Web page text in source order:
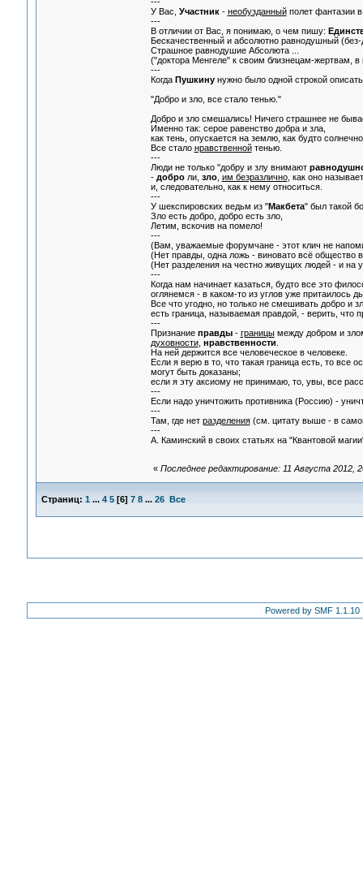
У Вас, Участник- необузданныйполет фантазии
---
В отличии от Вас, я понимаю, о чем пишу:
Бескачественный и абсолютно равнодушный
Страшное равнодушие Абсолюта ...
("доктора Менгеле" к своим близнецам-жертвам,
---
Когда Пушкинунужно было одной строкой
"Добро и зло, все стало тенью."
Добро и зло смешались! Ничего страшнее не
Именно так: серое равенство добра и зла,
как тень, опускается на землю, как будто
Все стало нравственнойтенью.
---
Люди не только "добру и злу внимают
- доброли, зло, им безразлично, как оно
и, следовательно, как к нему относиться.
---
У шекспировских ведьм из "Макбета" был такой
Зло есть добро, добро есть зло,
Летим, вскочив на помело!
---
(Вам, уважаемые форумчане - этот клич не
(Нет правды, одна ложь - виновато всё общество
(Нет разделения на честно живущих людей - и на
---
Когда нам начинает казаться, будто все это
оглянемся - в каком-то из углов уже притаилось
Все что угодно, но только не смешивать добро и
есть граница, называемая правдой, - верить, что
---
Признание правды- границымежду добром и
духовности, нравственности
На ней держится все человеческое в человеке.
Если я верю в то, что такая граница есть, то все
могут быть доказаны;
если я эту аксиому не принимаю, то, увы, все
---
Если надо уничтожить противника (Россию) -
---
Там, где нет разделения(см. цитату выше - в
---
А. Каминский в своих статьях на "Квантовой
« Последнее редактирование: 11 Августа 2012,
Страниц: 1 ... 4 5[6] 7 8 ... 26 Все
Powered by SMF 1.1.10